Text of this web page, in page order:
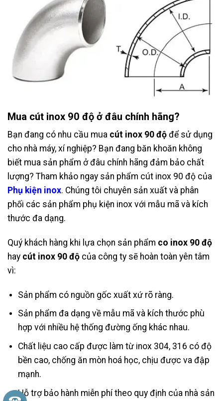
Mua cút inox 90 độ ở đâu chính hãng?
Bạn đang có nhu cầu mua cút inox 90 độ để sử dụng
cho nhà máy, xí nghiệp? Bạn đang băn khoăn không
biết mua sản phẩm ở đâu chính hãng đảm bảo chất
lượng? Tham khảo ngay sản phẩm cút inox 90 độ của
Phụ kiện inox. Chúng tôi chuyên sản xuất và phân
phối các sản phẩm phụ kiện inox với mẫu mã và kích
thước đa dạng.
Quý khách hàng khi lựa chọn sản phẩm co inox 90 độ
hay cút inox 90 độ của công ty sẽ hoàn toàn yên tâm
vì:
Sản phẩm có nguồn gốc xuất xứ rõ ràng.
Sản phẩm đa dạng về mẫu mã và kích thước phù
hợp với nhiều hệ thống đường ống khác nhau.
Chất liệu cao cấp được làm từ inox 304, 316 có độ
bền cao, chống ăn mòn hoá học, chịu được va đập
mạnh.
Hỗ trợ bảo hành miễn phí theo quy định của nhà sản